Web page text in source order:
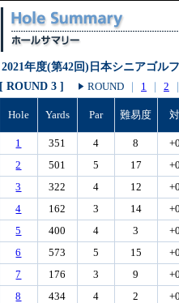
2021年度(第42回)日本シニアゴル
[ ROUND 3 ]
ROUND ｜ 1 ｜ 2
Hole Yards Par 難易度
1 351 4 8
2
501 5 17
3
322 4 12
4
162 3 14
5
400 4 3
6
573 5 15
7
176 3 9
8
434 4 2